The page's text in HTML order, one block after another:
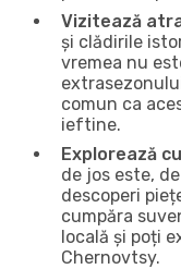
Vizitează
și clădirile
vremea nu
comun ca
ieftine.
Explorează
de jos este,
descoperi
cumpăra
locală și poți
Chernovtsy.